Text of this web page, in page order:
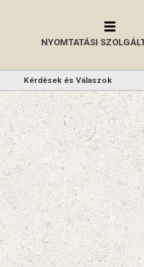
NYOMTATÁSI
Kérdések és Válaszok